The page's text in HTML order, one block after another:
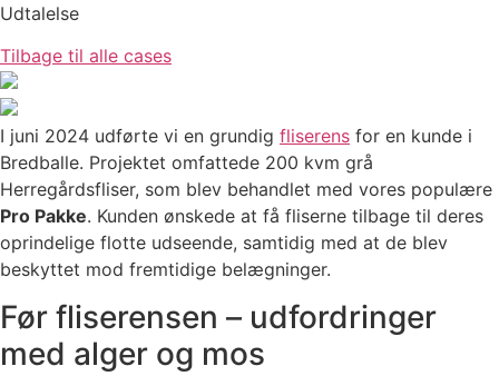
Udtalelse
Tilbage til alle cases
I juni 2024 udførte vi en grundig fliserens for en kunde i
Bredballe. Projektet omfattede 200 kvm grå
Herregårdsfliser, som blev behandlet med vores populære
Pro Pakke. Kunden ønskede at få fliserne tilbage til deres
oprindelige flotte udseende, samtidig med at de blev
beskyttet mod fremtidige belægninger.
Før fliserensen – udfordringer
med alger og mos